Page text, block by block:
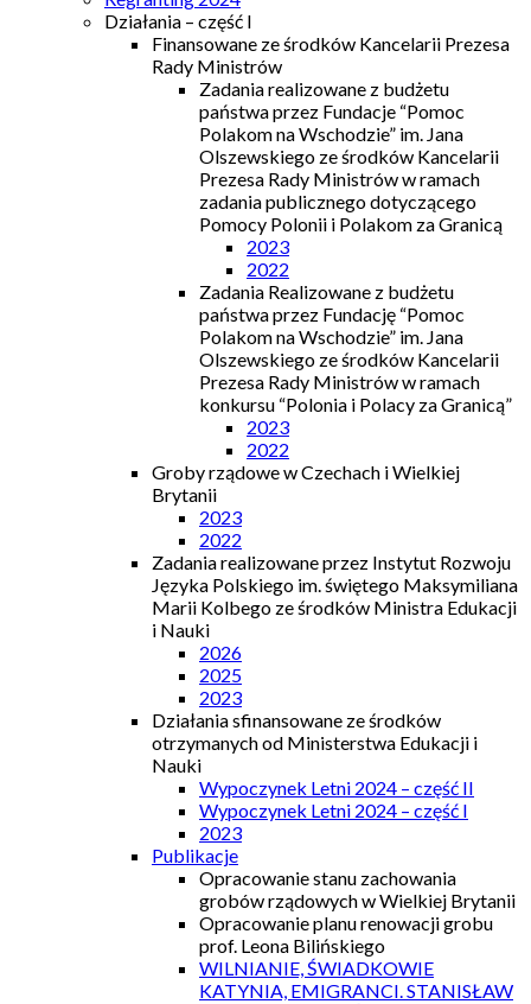
Działania – część I
Finansowane ze środków Kancelarii Prezesa
Rady Ministrów
Zadania realizowane z budżetu
państwa przez Fundacje “Pomoc
Polakom na Wschodzie” im. Jana
Olszewskiego ze środków Kancelarii
Prezesa Rady Ministrów w ramach
zadania publicznego dotyczącego
Pomocy Polonii i Polakom za Granicą
2023
2022
Zadania Realizowane z budżetu
państwa przez Fundację “Pomoc
Polakom na Wschodzie” im. Jana
Olszewskiego ze środków Kancelarii
Prezesa Rady Ministrów w ramach
konkursu “Polonia i Polacy za Granicą”
2023
2022
Groby rządowe w Czechach i Wielkiej
Brytanii
2023
2022
Zadania realizowane przez Instytut Rozwoju
Języka Polskiego im. świętego Maksymiliana
Marii Kolbego ze środków Ministra Edukacji
i Nauki
2026
2025
2023
Działania sfinansowane ze środków
otrzymanych od Ministerstwa Edukacji i
Nauki
Wypoczynek Letni 2024 – część II
Wypoczynek Letni 2024 – część I
2023
Publikacje
Opracowanie stanu zachowania
grobów rządowych w Wielkiej Brytanii
Opracowanie planu renowacji grobu
prof. Leona Bilińskiego
WILNIANIE, ŚWIADKOWIE
KATYNIA, EMIGRANCI. STANISŁAW